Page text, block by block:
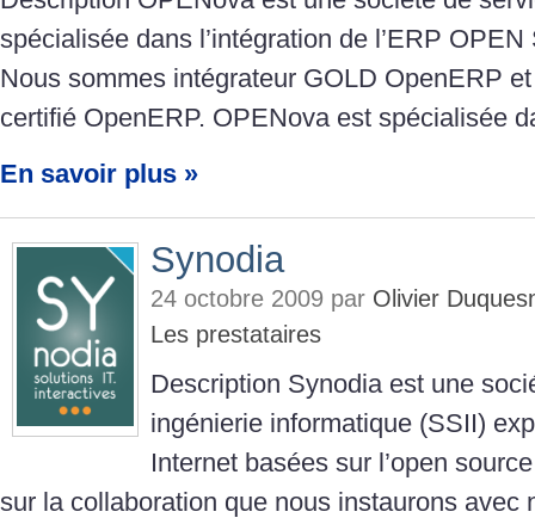
spécialisée dans l’intégration de l’ERP
Nous sommes intégrateur GOLD OpenERP
certifié OpenERP. OPENova est spécialisée
En savoir plus »
Synodia
24 octobre 2009 par Olivier
Les prestataires
Description Synodia est une
ingénierie informatique (SSII)
Internet basées sur l’open
sur la collaboration que nous instaurons avec